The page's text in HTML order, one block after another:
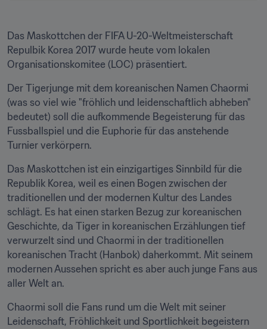
Das Maskottchen der FIFA U-20-Weltmeisterschaft
Repulbik Korea 2017 wurde heute vom lokalen
Organisationskomitee (LOC) präsentiert.
Der Tigerjunge mit dem koreanischen Namen Chaormi
(was so viel wie "fröhlich und leidenschaftlich abheben"
bedeutet) soll die aufkommende Begeisterung für das
Fussballspiel und die Euphorie für das anstehende
Turnier verkörpern.
Das Maskottchen ist ein einzigartiges Sinnbild für die
Republik Korea, weil es einen Bogen zwischen der
traditionellen und der modernen Kultur des Landes
schlägt. Es hat einen starken Bezug zur koreanischen
Geschichte, da Tiger in koreanischen Erzählungen tief
verwurzelt sind und Chaormi in der traditionellen
koreanischen Tracht (Hanbok) daherkommt. Mit seinem
modernen Aussehen spricht es aber auch junge Fans aus
aller Welt an.
Chaormi soll die Fans rund um die Welt mit seiner
Leidenschaft, Fröhlichkeit und Sportlichkeit begeistern